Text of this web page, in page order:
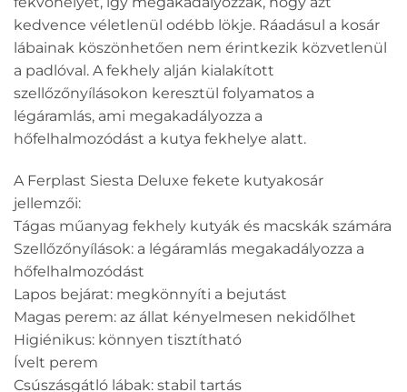
kedvence véletlenül odébb lökje. Ráadásul a kosár
lábainak köszönhetően nem érintkezik közvetlenül
a padlóval. A fekhely alján kialakított
szellőzőnyílásokon keresztül folyamatos a
légáramlás, ami megakadályozza a
hőfelhalmozódást a kutya fekhelye alatt.
A Ferplast Siesta Deluxe fekete kutyakosár
jellemzői:
Tágas műanyag fekhely kutyák és macskák számára
Szellőzőnyílások: a légáramlás megakadályozza a
hőfelhalmozódást
Lapos bejárat: megkönnyíti a bejutást
Magas perem: az állat kényelmesen nekidőlhet
Higiénikus: könnyen tisztítható
Ívelt perem
Csúszásgátló lábak: stabil tartás